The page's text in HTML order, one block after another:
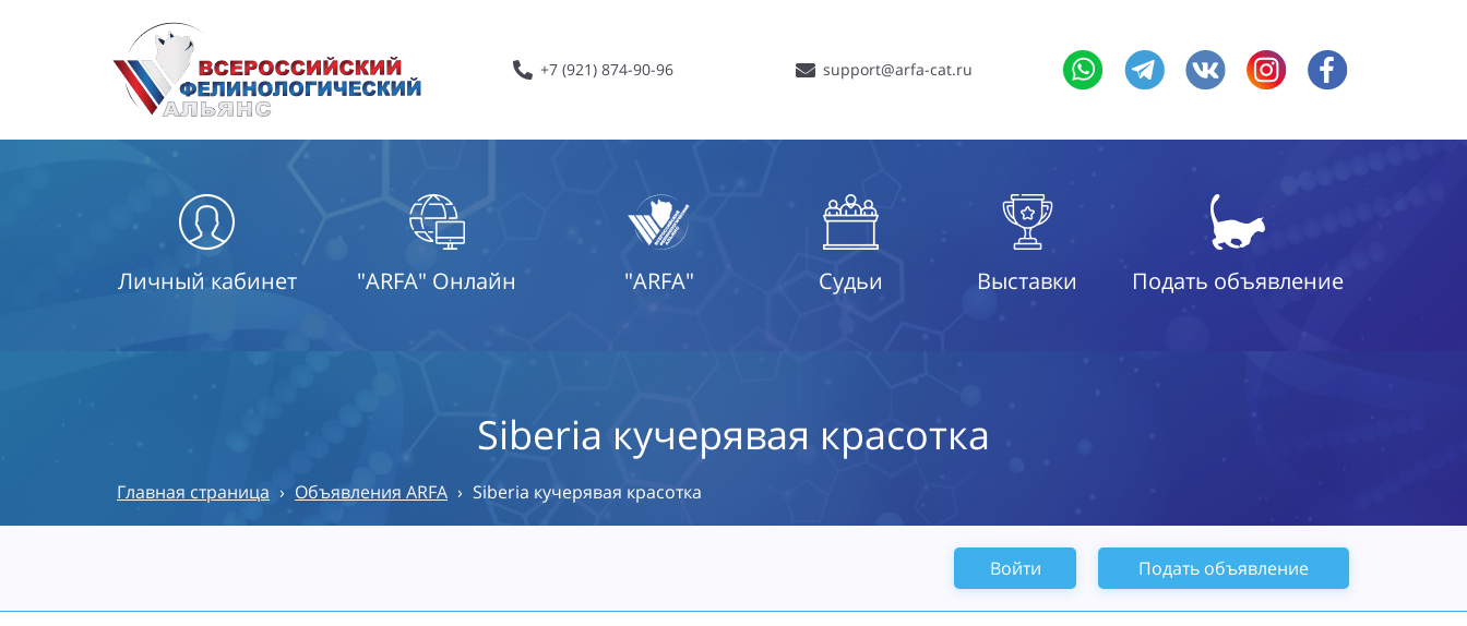
+7 (921) 874-90-96 support@arfa-cat.ru
Личный кабинет "ARFA" Онлайн "ARFA" Судьи Выставки Подать объявление
Siberia кучерявая красотка
Главная страница › Объявления ARFA › Siberia кучерявая красотка
Войти Подать объявление